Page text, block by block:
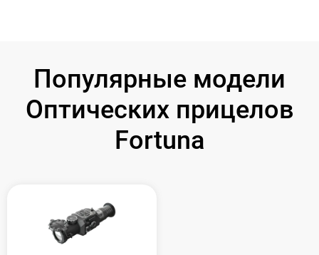
Популярные модели
Оптических прицелов
Fortuna